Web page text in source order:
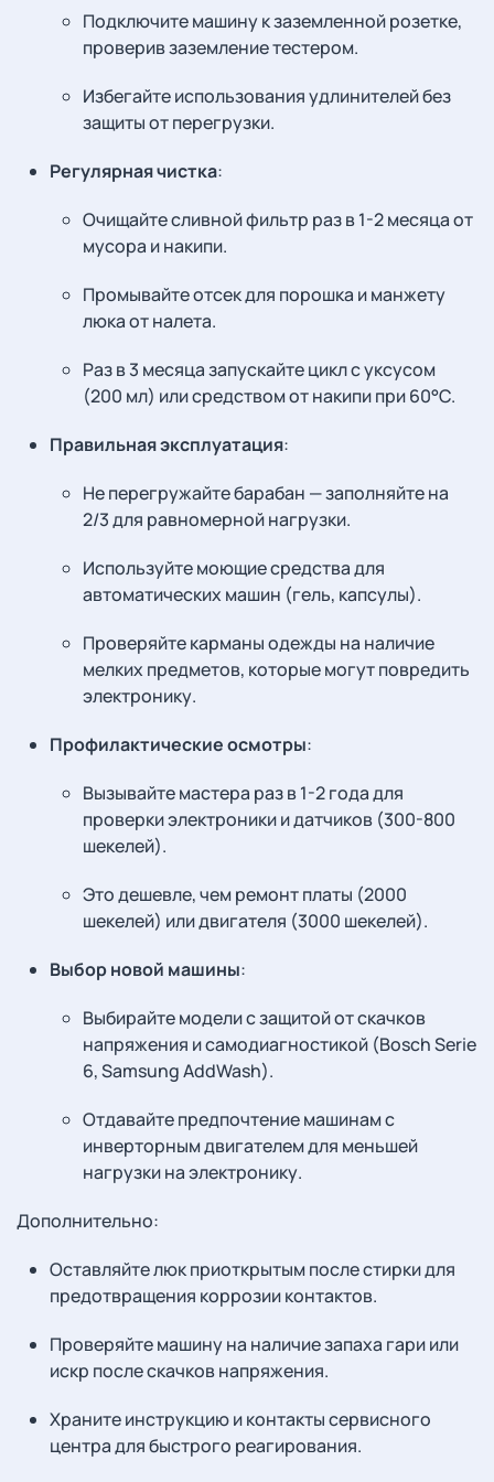
Подключите машину к заземленной розетке,
проверив заземление тестером.
Избегайте использования удлинителей без
защиты от перегрузки.
Регулярная чистка:
Очищайте сливной фильтр раз в 1-2 месяца от
мусора и накипи.
Промывайте отсек для порошка и манжету
люка от налета.
Раз в 3 месяца запускайте цикл с уксусом
(200 мл) или средством от накипи при 60°C.
Правильная эксплуатация:
Не перегружайте барабан — заполняйте на
2/3 для равномерной нагрузки.
Используйте моющие средства для
автоматических машин (гель, капсулы).
Проверяйте карманы одежды на наличие
мелких предметов, которые могут повредить
электронику.
Профилактические осмотры:
Вызывайте мастера раз в 1-2 года для
проверки электроники и датчиков (300-800
шекелей).
Это дешевле, чем ремонт платы (2000
шекелей) или двигателя (3000 шекелей).
Выбор новой машины:
Выбирайте модели с защитой от скачков
напряжения и самодиагностикой (Bosch Serie
6, Samsung AddWash).
Отдавайте предпочтение машинам с
инверторным двигателем для меньшей
нагрузки на электронику.
Дополнительно:
Оставляйте люк приоткрытым после стирки для
предотвращения коррозии контактов.
Проверяйте машину на наличие запаха гари или
искр после скачков напряжения.
Храните инструкцию и контакты сервисного
центра для быстрого реагирования.